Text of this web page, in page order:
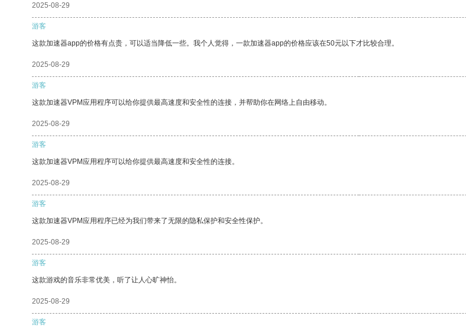
2025-08-29
游客
这款加速器app的价格有点贵，可以适当降低一些。我个人觉得，一款加速器app的价格应该在50元以下才比较合理。
2025-08-29
游客
这款加速器VPM应用程序可以给你提供最高速度和安全性的连接，并帮助你在网络上自由移动。
2025-08-29
游客
这款加速器VPM应用程序可以给你提供最高速度和安全性的连接。
2025-08-29
游客
这款加速器VPM应用程序已经为我们带来了无限的隐私保护和安全性保护。
2025-08-29
游客
这款游戏的音乐非常优美，听了让人心旷神怡。
2025-08-29
游客